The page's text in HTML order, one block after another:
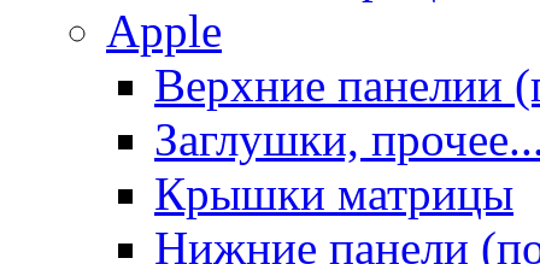
Apple
Верхние панелии
Заглушки,
Крышки матрицы
Нижние панели